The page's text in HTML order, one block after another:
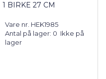
1 BIRKE 27 CM
Vare nr. HEK1985
Antal på lager: 0 Ikke på
lager